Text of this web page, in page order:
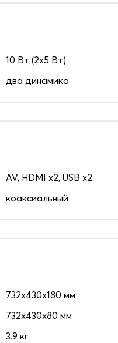
10 Вт (2х5 Вт)
два динамика
AV, HDMI x2, USB x2
коаксиальный
732x430x180 мм
732x430x80 мм
3.9 кг